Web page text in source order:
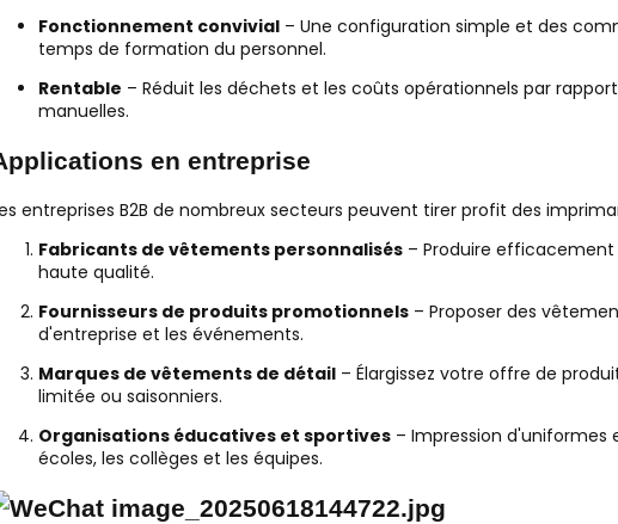
Fonctionnement convivial – Une configuration simple et des
temps de formation du personnel.
Rentable – Réduit les déchets et les coûts opérationnels par
manuelles.
en entreprise
entreprises B2B de nombreux secteurs peuvent tirer profit des
Fabricants de vêtements personnalisés – Produire efficacement
haute qualité.
Fournisseurs de produits promotionnels – Proposer des
d'entreprise et les événements.
Marques de vêtements de détail – Élargissez votre offre de
limitée ou saisonniers.
Organisations éducatives et sportives – Impression d'uniformes
écoles, les collèges et les équipes.